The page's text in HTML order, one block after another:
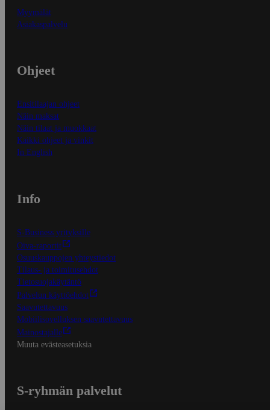
Myymälät
Asiakaspalvelu
Ohjeet
Ensitilaajan ohjeet
Näin maksat
Näin tilaat ja muokkaat
Kaikki ohjeet ja vinkit
In English
Info
S-Business yrityksille
Oiva-raportit
Osuuskauppojen yhteystiedot
Tilaus- ja toimitusehdot
Tietosuojakäytäntö
Palvelun käyttöehdot
Saavutettavuus
Mobiilisovelluksen saavutettavuus
Mainostajalle
Muuta evästeasetuksia
S-ryhmän palvelut